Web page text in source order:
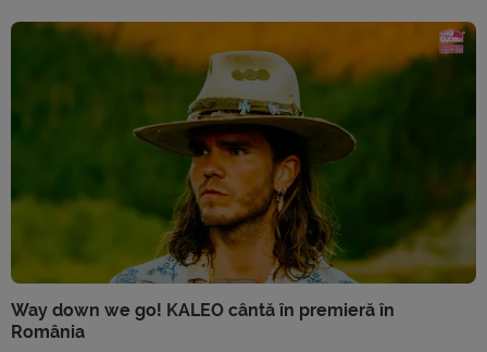
Way down we go! KALEO cântă în premieră în
România